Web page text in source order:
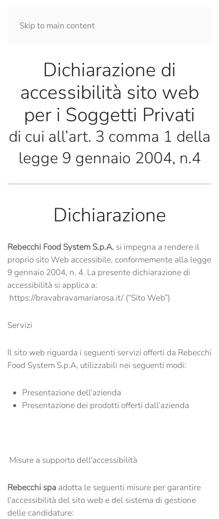
Skip to main content
Dichiarazione di
accessibilità sito web
per i Soggetti Privati
di cui all’art. 3 comma 1 della
legge 9 gennaio 2004, n.4
Dichiarazione
Rebecchi Food System S.p.A. si impegna a rendere il
proprio sito Web accessibile, conformemente alla legge
9 gennaio 2004, n. 4. La presente dichiarazione di
accessibilità si applica a:
https://bravabravamariarosa.it/ (“Sito Web”)
Servizi
Il sito web riguarda i seguenti servizi offerti da Rebecchi
Food System S.p.A, utilizzabili nei seguenti modi:
Presentazione dell’azienda
Presentazione dei prodotti offerti dall’azienda
Misure a supporto dell'accessibilità
Rebecchi spa adotta le seguenti misure per garantire
l’accessibilità del sito web e del sistema di gestione
delle candidature: